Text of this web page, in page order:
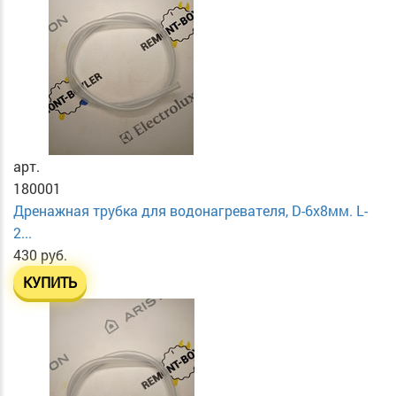
арт.
180001
Дренажная трубка для водонагревателя, D-6х8мм. L-
2...
430 руб.
КУПИТЬ